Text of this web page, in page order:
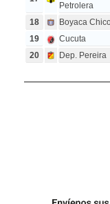
Petrolera
18 Boyaca
19
Cucuta
20
Dep. Pereira